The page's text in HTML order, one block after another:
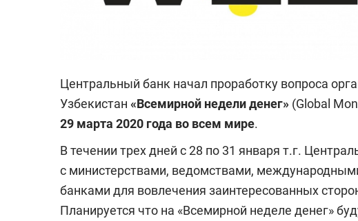
Центральный банк начал проработку вопроса
Узбекистан «Всемирной недели денег» (Global
29 марта 2020 года во всем мире.
В течении трех дней с 28 по 31 января т.г.
с министерствами, ведомствами,
банками для вовлечения заинтересованных
Планируется что на «Всемирной неделе денег»